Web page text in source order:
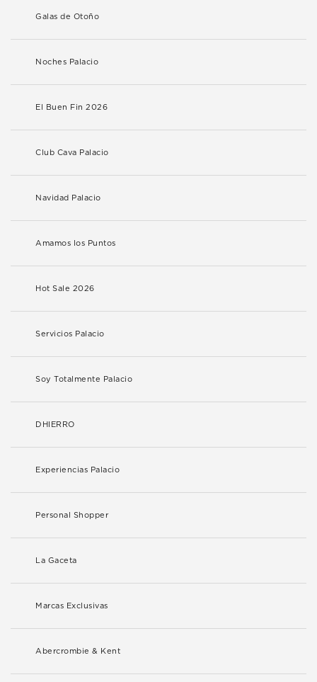
Galas de Otoño
Noches Palacio
El Buen Fin 2026
Club Cava Palacio
Navidad Palacio
Amamos los Puntos
Hot Sale 2026
Servicios Palacio
Soy Totalmente Palacio
DHIERRO
Experiencias Palacio
Personal Shopper
La Gaceta
Marcas Exclusivas
Abercrombie & Kent